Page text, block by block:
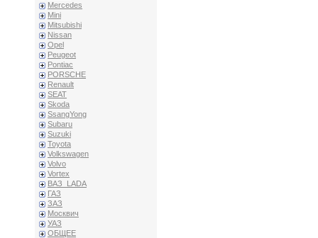
Mercedes
Mini
Mitsubishi
Nissan
Opel
Peugeot
Pontiac
PORSCHE
Renault
SEAT
Skoda
SsangYong
Subaru
Suzuki
Toyota
Volkswagen
Volvo
Vortex
ВАЗ_LADA
ГАЗ
ЗАЗ
Москвич
УАЗ
ОБЩЕЕ